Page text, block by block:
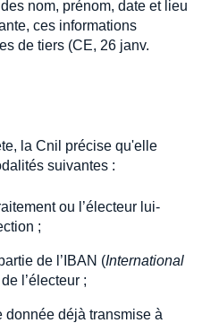
nom, prénom, date et lieu
ces informations
de tiers (CE, 26 janv.
la Cnil précise qu'elle
suivantes :
ou l’électeur lui-
;
de l’IBAN (International
l’électeur ;
donnée déjà transmise à